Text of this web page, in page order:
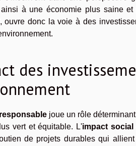
à une économie plus saine
ouvre donc la voie à des
des
joue un rôle
vert et équitable. L'impact social
de projets durables qui